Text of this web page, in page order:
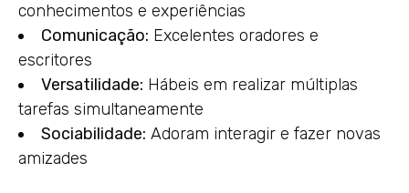
conhecimentos e experiências
Comunicação: Excelentes oradores e
escritores
Versatilidade: Hábeis em realizar múltiplas
tarefas simultaneamente
Sociabilidade: Adoram interagir e fazer novas
amizades